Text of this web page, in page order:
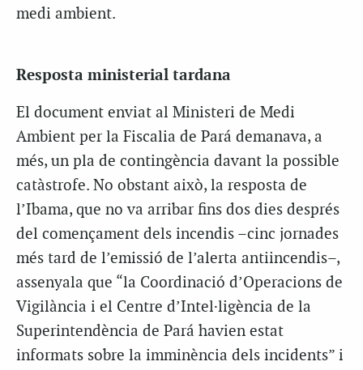
medi ambient.
Resposta ministerial tardana
El document enviat al Ministeri de Medi
Ambient per la Fiscalia de Pará demanava, a
més, un pla de contingència davant la possible
catàstrofe. No obstant això, la resposta de
l’Ibama, que no va arribar fins dos dies després
del començament dels incendis –cinc jornades
més tard de l’emissió de l’alerta antiincendis–,
assenyala que “la Coordinació d’Operacions de
Vigilància i el Centre d’Intel·ligència de la
Superintendència de Pará havien estat
informats sobre la imminència dels incidents” i